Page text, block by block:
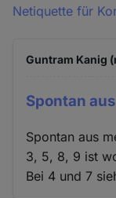
Netiquette für
Guntram Kanig
Spontan
Spontan aus
3, 5, 8, 9 ist
Bei 4 und 7